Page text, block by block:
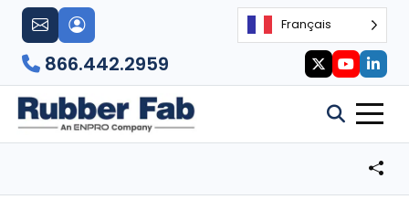
Français
866.442.2959